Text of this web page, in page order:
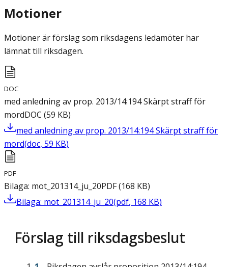
Motioner
Motioner är förslag som riksdagens ledamöter har
lämnat till riksdagen.
DOC
med anledning av prop. 2013/14:194 Skärpt straff för
mordDOC (59 KB)
med anledning av prop. 2013/14:194 Skärpt straff för
mord(doc, 59 KB)
PDF
Bilaga: mot_201314_ju_20PDF(168 KB)
Bilaga: mot_201314_ju_20(pdf, 168 KB)
Förslag till riksdagsbeslut